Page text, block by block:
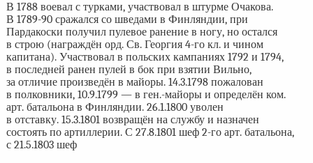
В 1788 воевал с турками, участвовал в штурме Очакова.
В 1789-90 сражался со шведами в Финляндии, при
Пардакоски получил пулевое ранение в ногу, но остался
в строю (награждён орд. Св. Георгия 4-го кл. и чином
капитана). Участвовал в польских кампаниях 1792 и 1794,
в последней ранен пулей в бок при взятии Вильно,
за отличие произведён в майоры. 14.3.1798 пожалован
в полковники, 10.9.1799 — в ген.-майоры и определён ком.
арт. батальона в Финляндии. 26.1.1800 уволен
в отставку. 15.3.1801 возвращён на службу и назначен
состоять по артиллерии. С 27.8.1801 шеф 2-го арт. батальона,
с 21.5.1803 шеф